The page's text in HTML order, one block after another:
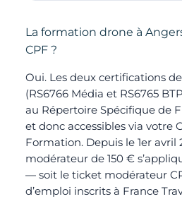
La formation drone à
CPF ?
Oui. Les deux certifications de
(RS6766 Média et RS6765
au Répertoire Spécifique de
et donc accessibles via votre
Formation. Depuis le 1er avril
modérateur de 150 €
— soit le ticket modérateur
d’emploi inscrits à France